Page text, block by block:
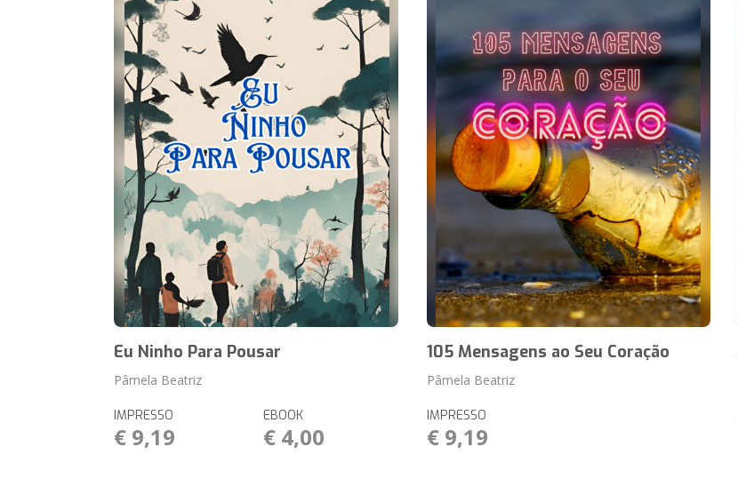
Eu Ninho Para Pousar
Pâmela Beatriz
IMPRESSO
€ 9,19
EBOOK
€ 4,00
105 Mensagens ao Seu Coração
Pâmela Beatriz
IMPRESSO
€ 9,19